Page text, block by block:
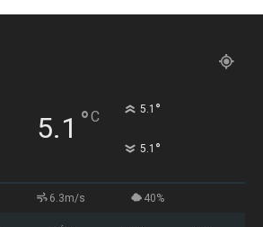
5.1 °C 5.1 °
5.1 °
6.3m/s 40%